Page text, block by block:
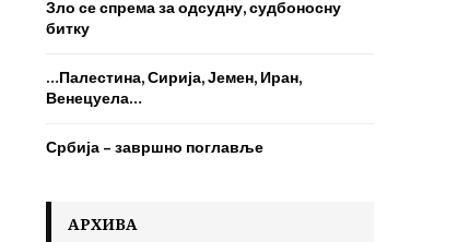
Зло се спрема за одсудну, судбоносну
битку
…Палестина, Сирија, Јемен, Иран,
Венецуела…
Србија – завршно поглавље
AРХИВА